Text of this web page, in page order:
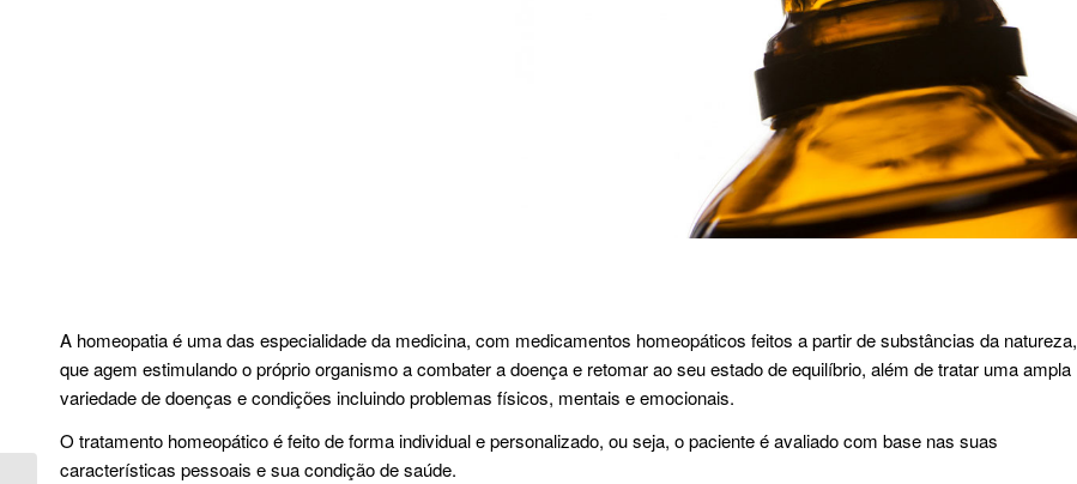
A homeopatia é uma das especialidade da medicina, com medicamentos homeopáticos feitos a partir de substâncias da natureza,
que agem estimulando o próprio organismo a combater a doença e retomar ao seu estado de equilíbrio, além de tratar uma ampla
variedade de doenças e condições incluindo problemas físicos, mentais e emocionais.
O tratamento homeopático é feito de forma individual e personalizado, ou seja, o paciente é avaliado com base nas suas
características pessoais e sua condição de saúde.